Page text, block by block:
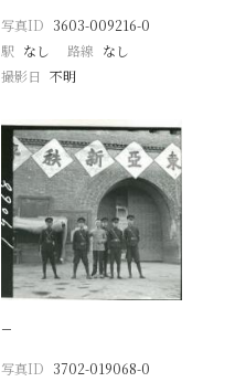
写真ID 3603-009216-0
駅 なし 路線 なし
撮影日 不明
−
写真ID 3702-019068-0